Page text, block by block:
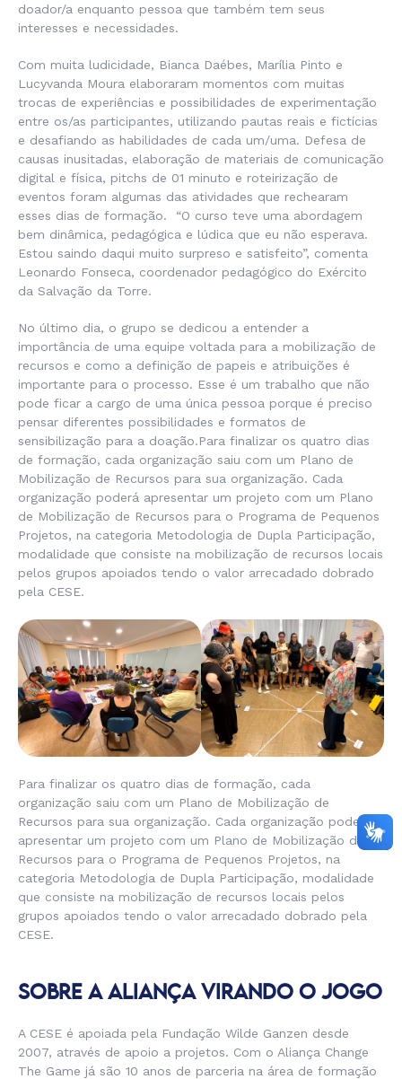
doador/a enquanto pessoa que também tem seus
interesses e necessidades.
Com muita ludicidade, Bianca Daébes, Marília Pinto e
Lucyvanda Moura elaboraram momentos com muitas
trocas de experiências e possibilidades de experimentação
entre os/as participantes, utilizando pautas reais e fictícias
e desafiando as habilidades de cada um/uma. Defesa de
causas inusitadas, elaboração de materiais de comunicação
digital e física, pitchs de 01 minuto e roteirização de
eventos foram algumas das atividades que rechearam
esses dias de formação. “O curso teve uma abordagem
bem dinâmica, pedagógica e lúdica que eu não esperava.
Estou saindo daqui muito surpreso e satisfeito”, comenta
Leonardo Fonseca, coordenador pedagógico do Exército
da Salvação da Torre.
No último dia, o grupo se dedicou a entender a
importância de uma equipe voltada para a mobilização de
recursos e como a definição de papeis e atribuições é
importante para o processo. Esse é um trabalho que não
pode ficar a cargo de uma única pessoa porque é preciso
pensar diferentes possibilidades e formatos de
sensibilização para a doação.Para finalizar os quatro dias
de formação, cada organização saiu com um Plano de
Mobilização de Recursos para sua organização. Cada
organização poderá apresentar um projeto com um Plano
de Mobilização de Recursos para o Programa de Pequenos
Projetos, na categoria Metodologia de Dupla Participação,
modalidade que consiste na mobilização de recursos locais
pelos grupos apoiados tendo o valor arrecadado dobrado
pela CESE.
Para finalizar os quatro dias de formação, cada
organização saiu com um Plano de Mobilização de
Recursos para sua organização. Cada organização poderá
apresentar um projeto com um Plano de Mobilização de
Recursos para o Programa de Pequenos Projetos, na
categoria Metodologia de Dupla Participação, modalidade
que consiste na mobilização de recursos locais pelos
grupos apoiados tendo o valor arrecadado dobrado pela
CESE.
SOBRE A ALIANÇA VIRANDO O JOGO
A CESE é apoiada pela Fundação Wilde Ganzen desde
2007, através de apoio a projetos. Com o Aliança Change
The Game já são 10 anos de parceria na área de formação